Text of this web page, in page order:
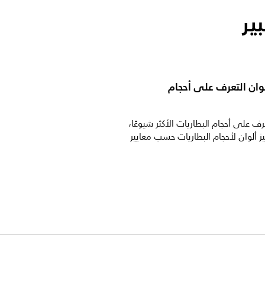
التعرف على أحجام
على أحجام البطاريات الأكثر شيوعًا،
ألوان لأحجام البطاريات حسب معايير